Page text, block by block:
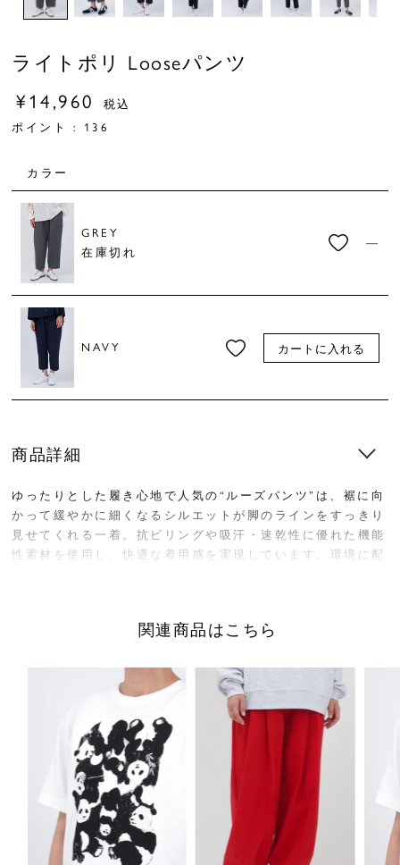
ライトポリ Looseパンツ
¥ 14,960
税込
ポイント : 136
カラー
GREY
在庫切れ
—
NAVY カートに入れる
商品詳細
ゆったりとした履き心地で人気の“ルーズパンツ”は、裾に向
かって緩やかに細くなるシルエットが脚のラインをすっきり
見せてくれる一着。抗ピリングや吸汗・速乾性に優れた機能
性素材を使用し、快適な着用感を実現しています。環境に配
着丈87cm、股上33cm、股下54cm ウエスト66cm~最大約
90cm、ヒップ61cm、 裾幅19cm
原産国／日本
07FF014170
採寸について
商品についてのお問い合わせ
関連商品はこちら